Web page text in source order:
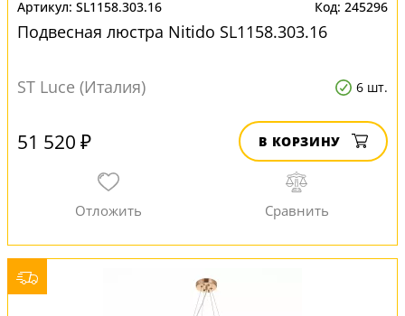
SL1158.303.16 245296
Подвесная люстра Nitido SL1158.303.16
ST Luce (Италия) 6 шт.
51 520 ₽ В КОРЗИНУ